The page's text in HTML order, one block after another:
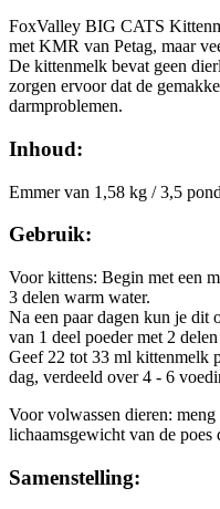
FoxValley BIG CATS
met KMR van Petag, maar
De kittenmelk bevat geen
zorgen ervoor dat de
darmproblemen.
Inhoud:
Emmer van 1,58 kg / 3,5 pond
Gebruik:
Voor kittens: Begin met een
3 delen warm water.
Na een paar dagen kun je dit
van 1 deel poeder met 2
Geef 22 tot 33 ml kittenmelk
dag, verdeeld over 4 - 6
Voor volwassen dieren:
lichaamsgewicht van de poes
Samenstelling: